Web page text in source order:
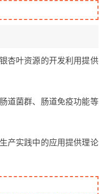
杏叶资源的开发利用提供
道菌群、肠道免疫功能等
产实践中的应用提供理论